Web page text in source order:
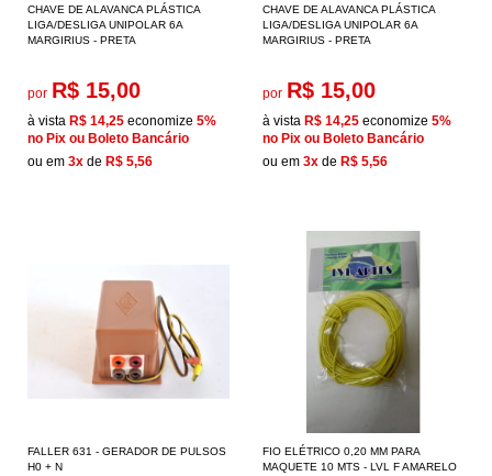
CHAVE DE ALAVANCA PLÁSTICA
LIGA/DESLIGA UNIPOLAR 6A
MARGIRIUS - PRETA
por R$ 15,00
à vista R$ 14,25 economize 5%
no Pix ou Boleto Bancário
ou em 3x de R$ 5,56
CHAVE DE ALAVANCA PLÁSTICA
LIGA/DESLIGA UNIPOLAR 6A
MARGIRIUS - PRETA
por R$ 15,00
à vista R$ 14,25 economize 5%
no Pix ou Boleto Bancário
ou em 3x de R$ 5,56
FALLER 631 - GERADOR DE PULSOS
H0 + N
FIO ELÉTRICO 0,20 MM PARA
MAQUETE 10 MTS - LVL F AMARELO